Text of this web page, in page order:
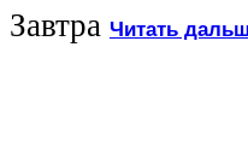
Завтра Читать